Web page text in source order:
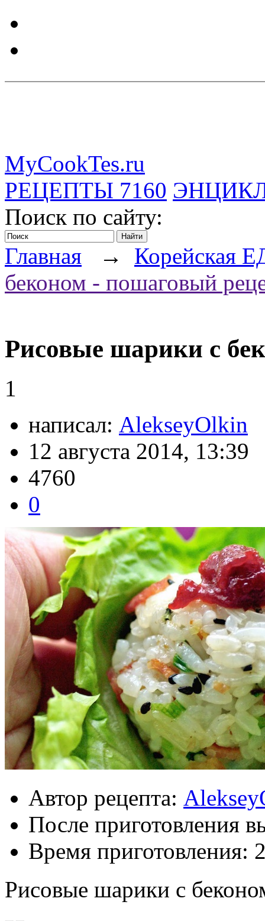
MyCookTes.ru
РЕЦЕПТЫ 7160
Поиск по сайту:
Главная → Корейская
беконом - пошаговый
Рисовые шарики с
1
написал: AlekseyOlkin
12 августа 2014, 13:39
4760
0
Автор рецепта:
После приготовления
Время приготовления:
Рисовые шарики с